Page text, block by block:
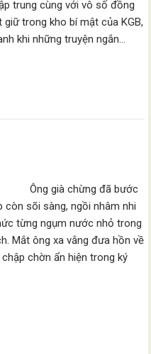
trung cùng với vô số đồng
trong kho bí mật của KGB,
khi những truyện ngắn…
Ông già chừng đã bước
sõi sàng, ngồi nhâm nhi
từng ngụm nước nhỏ trong
Mắt ông xa vắng đưa hồn về
chờn ẩn hiện trong ký